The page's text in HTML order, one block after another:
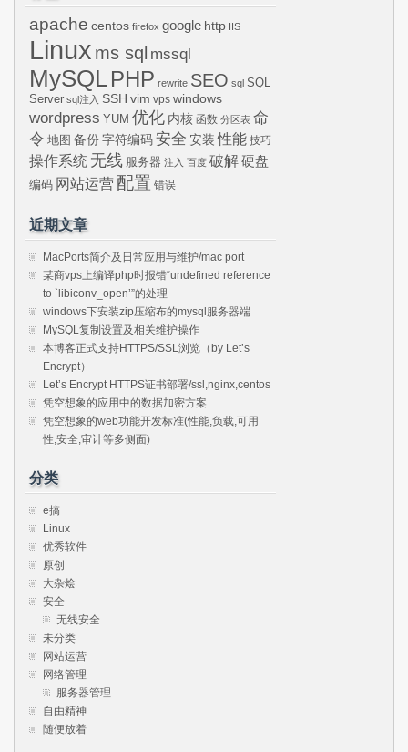
apache centos firefox google http IIS
Linux ms sql mssql
MySQLPHP rewrite SEO sql SQL
Server sql注入 SSH vim vps windows
wordpress YUM 优化 内核 函数 分区表 命
令 地图 备份 字符编码 安全 安装 性能 技巧
操作系统 无线 服务器 注入 百度 破解硬盘
编码 网站运营 配置 错误
近期文章
MacPorts简介及日常应用与维护/mac port
某商vps上编译php时报错“undefined reference
to `libiconv_open’”的处理
windows下安装zip压缩布的mysql服务器端
MySQL复制设置及相关维护操作
本博客正式支持HTTPS/SSL浏览（by Let’s
Encrypt）
Let’s Encrypt HTTPS证书部署/ssl,nginx,centos
凭空想象的应用中的数据加密方案
凭空想象的web功能开发标准(性能,负载,可用
性,安全,审计等多侧面)
分类
e搞
Linux
优秀软件
原创
大杂烩
安全
无线安全
未分类
网站运营
网络管理
服务器管理
自由精神
随便放着